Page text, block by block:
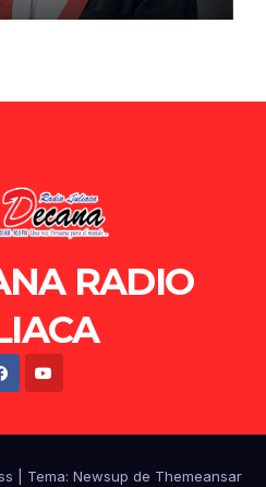
RADIO
Tema: Newsup de Themeansar